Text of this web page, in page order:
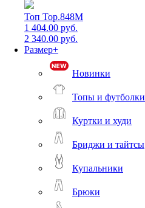
Топ Top.848M
1 404.00 руб.
2 340.00 руб.
Размер+
Новинки
Топы и футболки
Куртки и худи
Бриджи и тайтсы
Купальники
Брюки